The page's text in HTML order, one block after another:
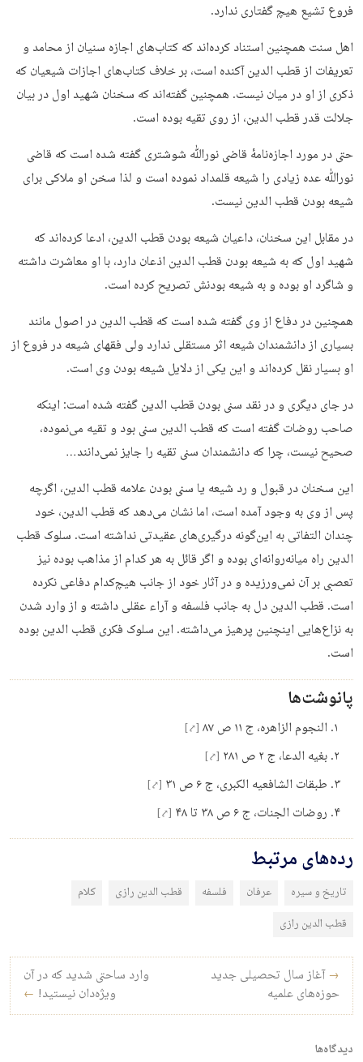
فروع تشیع هیچ گفتاری ندارد.
اهل سنت همچنین استناد کرده‌اند که کتاب‌های اجازه سنیان از محامد و
تعریفات از قطب الدین آکنده است، بر خلاف کتاب‌های اجازات شیعیان که
ذکری از او در میان نیست. همچنین گفته‌اند که سخنان شهید اول در بیان
جلالت قدر قطب الدین، از روی تقیه بوده است.
حتی در مورد اجازه‌نامهٔ قاضی نورﷲ شوشتری گفته شده است که قاضی
نورﷲ عده زیادی را شیعه قلمداد نموده است و لذا سخن او ملاکی برای
شیعه بودن قطب الدین نیست.
در مقابل این سخنان، داعیان شیعه بودن قطب الدین، ادعا کرده‌اند که
شهید اول که به شیعه بودن قطب الدین اذعان دارد، با او معاشرت داشته
و شاگرد او بوده و به شیعه بودنش تصریح کرده است.
همچنین در دفاع از وی گفته شده است که قطب الدین در اصول مانند
بسیاری از دانشمندان شیعه اثر مستقلی ندارد ولی فقهای شیعه در فروع از
او بسیار نقل کرده‌اند و این یکی از دلایل شیعه بودن وی است.
در جای دیگری و در نقد سنی بودن قطب الدین گفته شده است: اینکه
صاحب روضات گفته است که قطب الدین سنی بود و تقیه می‌نموده،
صحیح نیست، چرا که دانشمندان سنی تقیه را جایز نمی‌دانند…
این سخنان در قبول و رد شیعه یا سنی بودن علامه قطب الدین، اگرچه
پس از وی به وجود آمده است، اما نشان می‌دهد که قطب الدین، خود
چندان التفاتی به این‌گونه درگیری‌های عقیدتی نداشته است. سلوک قطب
الدین راه میانه‌روانه‌ای بوده و اگر قائل به هر کدام از مذاهب بوده نیز
تعصبی بر آن نمی‌ورزیده و در آثار خود از جانب هیچ‌کدام دفاعی نکرده
است. قطب الدین دل به جانب فلسفه و آراء عقلی داشته و از وارد شدن
به نزاع‌هایی اینچنین پرهیز می‌داشته. این سلوک فکری قطب الدین بوده
است.
پانوشت‌ها
النجوم الزاهره، ج ۱۱ ص ۸۷ [⤤]
بغیه الدعا، ج ۲ ص ۲۸۱ [⤤]
طبقات الشافعیه الکبری، ج ۶ ص ۳۱ [⤤]
روضات الجنات، ج ۶ ص ۳۸ تا ۴۸ [⤤]
رده‌های مرتبط
تاریخ و سیره عرفان فلسفه قطب الدین رازی
کلام
قطب الدین رازی
راه‌بری نوشته
→آغاز سال تحصیلی جدید
حوز‌ه‌های علمیه
وارد ساحتی شدید که در آن
ویژه‌دان نیستید! ←
دیدگاه‌ها